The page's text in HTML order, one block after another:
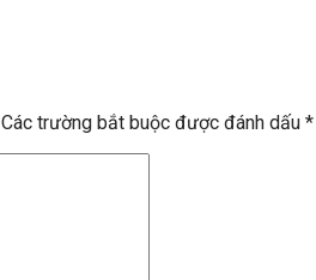
Các trường bắt buộc được đánh dấu *